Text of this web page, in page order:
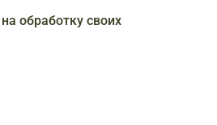
на обработку своих